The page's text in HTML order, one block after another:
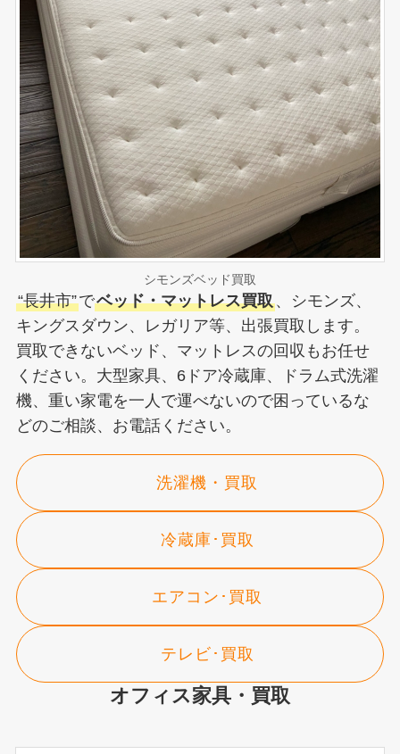
シモンズベッド買取
“長井市”でベッド・マットレス買取、シモンズ、
キングスダウン、レガリア等、出張買取します。
買取できないベッド、マットレスの回収もお任せ
ください。大型家具、6ドア冷蔵庫、ドラム式洗濯
機、重い家電を一人で運べないので困っているな
どのご相談、お電話ください。
洗濯機・買取
冷蔵庫･買取
エアコン･買取
テレビ･買取
オフィス家具・買取